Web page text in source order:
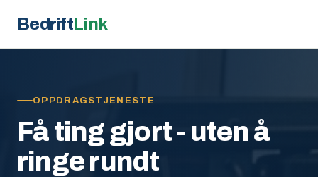
BedriftLink
OPPDRAGSTJENESTE
Få ting gjort - uten å
ringe rundt